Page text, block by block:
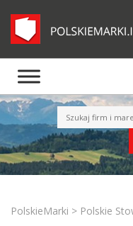
PolskieMarki > Polskie